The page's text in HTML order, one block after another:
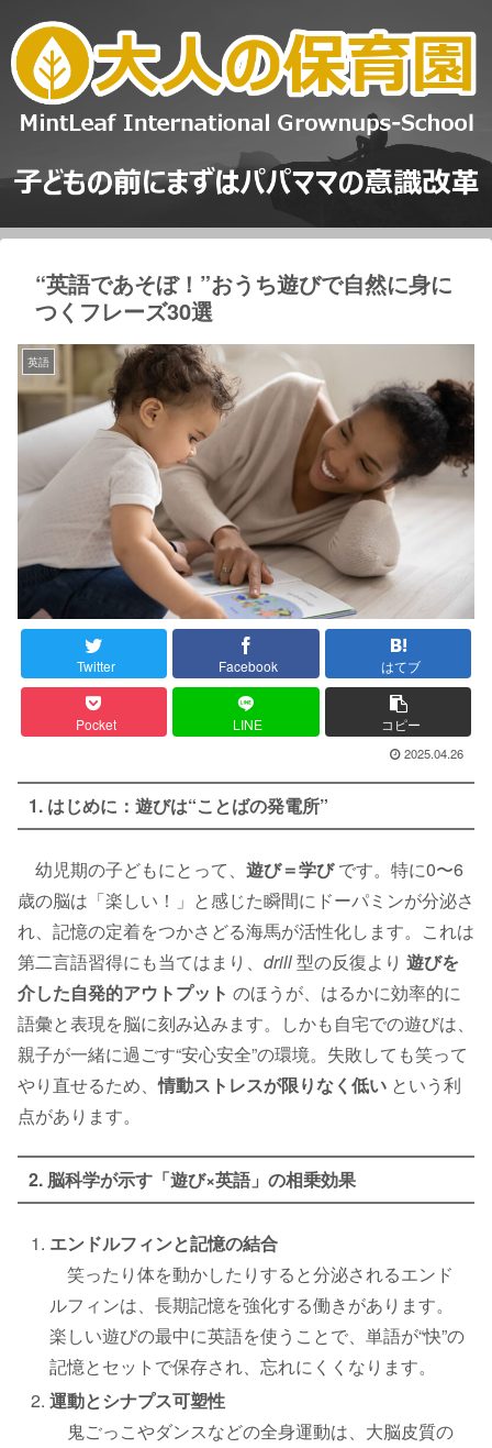
“英語であそぼ！”おうち遊びで自然に身に
つくフレーズ30選
英語
Twitter Facebook はてブ
Pocket LINE コピー
2025.04.26
1. はじめに：遊びは“ことばの発電所”
幼児期の子どもにとって、 遊び＝学びです。特に0〜6
歳の脳は「楽しい！」と感じた瞬間にドーパミンが分泌さ
れ、記憶の定着をつかさどる海馬が活性化します。これは
第二言語習得にも当てはまり、 drill型の反復より 遊びを
介した自発的アウトプット のほうが、はるかに効率的に
語彙と表現を脳に刻み込みます。しかも自宅での遊びは、
親子が一緒に過ごす“安心安全”の環境。失敗しても笑って
やり直せるため、情動ストレスが限りなく低い という利
点があります。
2. 脳科学が示す「遊び×英語」の相乗効果
エンドルフィンと記憶の結合
笑ったり体を動かしたりすると分泌されるエンド
ルフィンは、長期記憶を強化する働きがあります。
楽しい遊びの最中に英語を使うことで、単語が“快”の
記憶とセットで保存され、忘れにくくなります。
運動とシナプス可塑性
鬼ごっこやダンスなどの全身運動は、大脳皮質の